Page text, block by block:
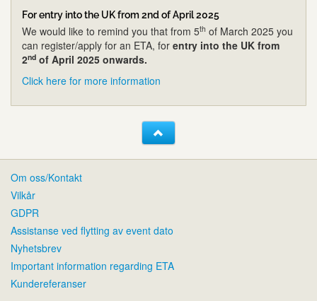
For entry into the UK from 2nd of April 2025
We would like to remind you that from 5th of March 2025 you
can register/apply for an ETA, for entry into the UK from
2nd of April 2025 onwards.
Click here for more information
Om oss/Kontakt
Vilkår
GDPR
Assistanse ved flytting av event dato
Nyhetsbrev
Important information regarding ETA
Kundereferanser